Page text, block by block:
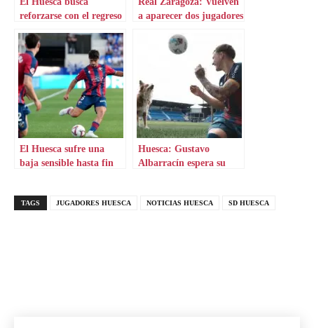
reforzarse con el regreso
a aparecer dos jugadores
El Huesca sufre una
baja sensible hasta fin
Huesca: Gustavo
Albarracín espera su
TAGS JUGADORES HUESCA NOTICIAS HUESCA SD HUESCA